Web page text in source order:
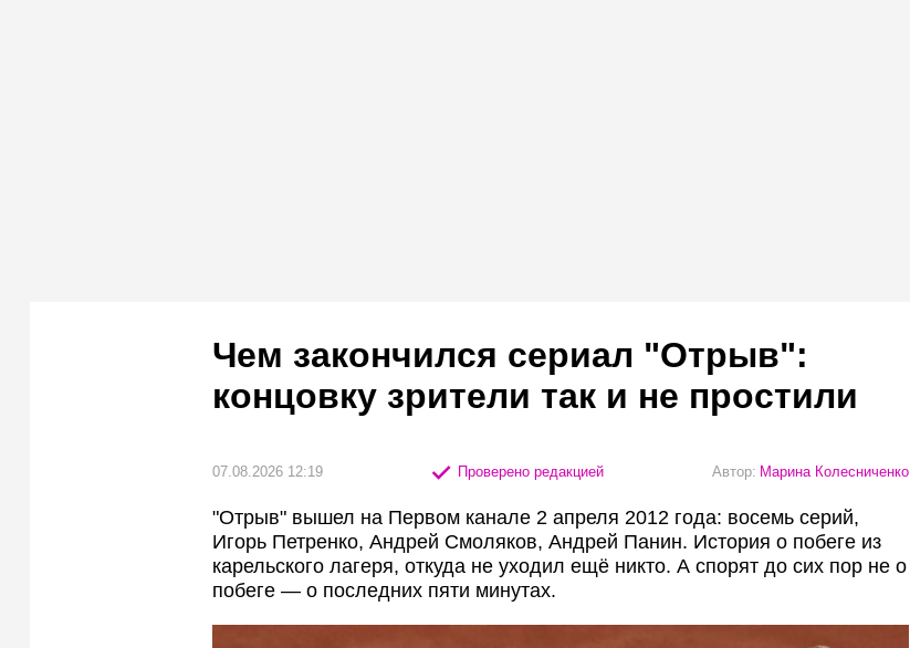
Чем закончился сериал "Отрыв":
концовку зрители так и не простили
07.08.2026 12:19 Проверено редакцией Автор: Марина Колесниченко
"Отрыв" вышел на Первом канале 2 апреля 2012 года: восемь серий,
Игорь Петренко, Андрей Смоляков, Андрей Панин. История о побеге из
карельского лагеря, откуда не уходил ещё никто. А спорят до сих пор не о
побеге — о последних пяти минутах.